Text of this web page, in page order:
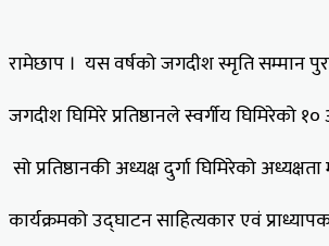
रामेछाप । यस वर्षको जगदीश स्मृति सम्मान
जगदीश घिमिरे प्रतिष्ठानले स्वर्गीय
सो प्रतिष्ठानकी अध्यक्ष दुर्गा घिमिरेको
कार्यक्रमको उद्घाटन साहित्यकार एवं